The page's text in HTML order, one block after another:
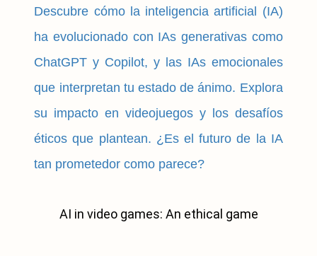
Descubre cómo la inteligencia artificial (IA)
ha evolucionado con IAs generativas como
ChatGPT y Copilot, y las IAs emocionales
que interpretan tu estado de ánimo. Explora
su impacto en videojuegos y los desafíos
éticos que plantean. ¿Es el futuro de la IA
tan prometedor como parece?
AI in video games: An ethical game